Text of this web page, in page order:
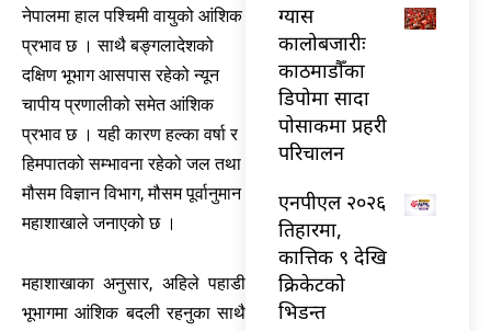
नेपालमा हाल पश्चिमी वायुको आंशिक
प्रभाव छ । साथै बङ्गलादेशको
दक्षिण भूभाग आसपास रहेको न्यून
चापीय प्रणालीको समेत आंशिक
प्रभाव छ । यही कारण हल्का वर्षा र
हिमपातको सम्भावना रहेको जल तथा
मौसम विज्ञान विभाग, मौसम पूर्वानुमान
महाशाखाले जनाएको छ ।
महाशाखाका अनुसार, अहिले पहाडी
भूभागमा आंशिक बदली रहनुका साथै
ग्यास
कालोबजारीः
काठमाडौँका
डिपोमा सादा
पोसाकमा प्रहरी
परिचालन
एनपीएल २०२६
तिहारमा,
कात्तिक ९ देखि
क्रिकेटको
भिडन्त